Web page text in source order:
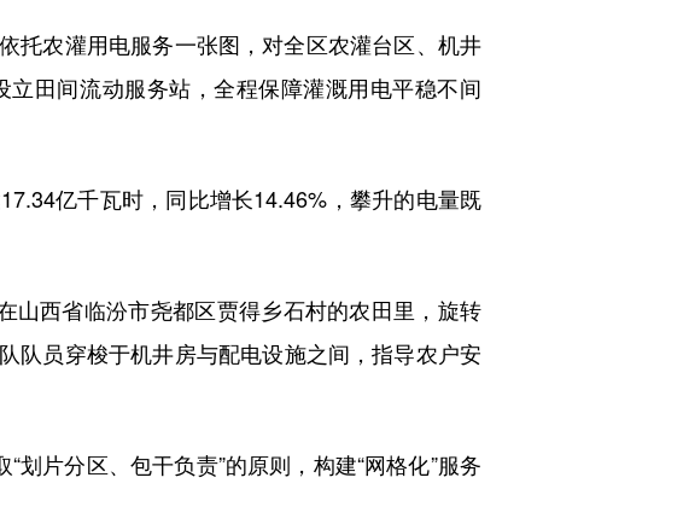
农灌用电服务一张图，对全区农灌台区、机井
田间流动服务站，全程保障灌溉用电平稳不间
亿千瓦时，同比增长14.46%，攀升的电量既
西省临汾市尧都区贾得乡石村的农田里，旋转
队员穿梭于机井房与配电设施之间，指导农户安
片分区、包干负责”的原则，构建“网格化”服务